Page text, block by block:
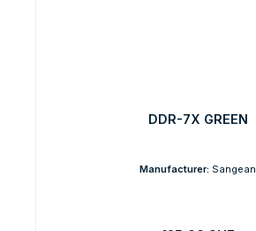
DDR-7X GREEN
Manufacturer: Sangean